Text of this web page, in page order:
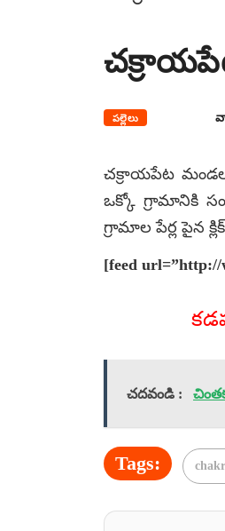
పల్లెలు
చక్రాయపేట
ఒక్కో గ్రామానికి
గ్రామాల పేర్ల పైన
[feed url=”http://
చదవండి :
Tags: